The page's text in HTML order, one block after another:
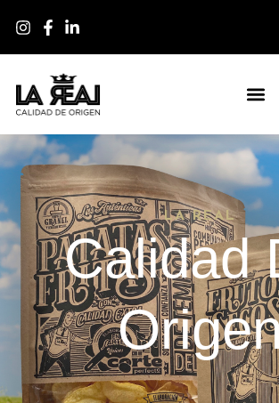
LA REAL
Calidad